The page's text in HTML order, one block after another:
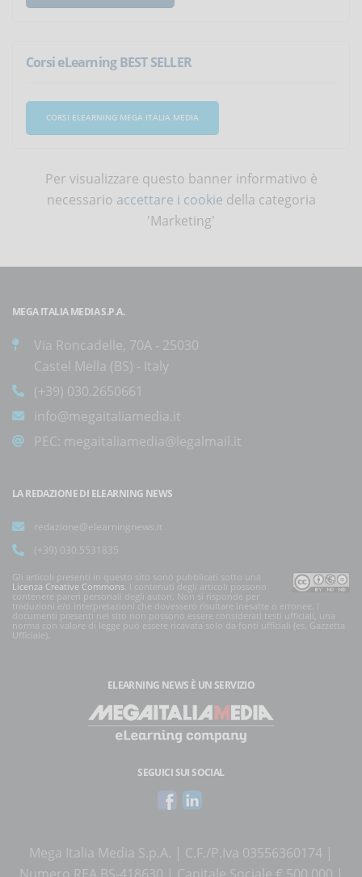
Corsi eLearning BEST SELLER
CORSI ELEARNING MEGA ITALIA MEDIA
Per visualizzare questo banner informativo è
necessario accettare i cookie della categoria
'Marketing'
MEGA ITALIA MEDIA S.P.A.
Via Roncadelle, 70A - 25030
Castel Mella (BS) - Italy
(+39) 030.2650661
info@megaitaliamedia.it
PEC: megaitaliamedia@legalmail.it
LA REDAZIONE DI ELEARNING NEWS
redazione@elearningnews.it
(+39) 030.5531835
Gli articoli presenti in questo sito sono pubblicati sotto una
Licenza Creative Commons. I contenuti degli articoli possono
contenere pareri personali degli autori. Non si risponde per
traduzioni e/o interpretazioni che dovessero risultare inesatte o erronee. I
documenti presenti nel sito non possono essere considerati testi ufficiali, una
norma con valore di legge può essere ricavata solo da fonti ufficiali (es. Gazzetta
Ufficiale).
ELEARNING NEWS È UN SERVIZIO
SEGUICI SUI SOCIAL
Mega Italia Media S.p.A. | C.F./P.Iva 03556360174 |